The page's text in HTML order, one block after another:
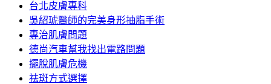
台北皮膚專科
吳紹琥醫師的完美身形抽脂手術
專治肌膚問題
德尚汽車幫我找出電路問題
擺脫肌膚危機
祛斑方式選擇